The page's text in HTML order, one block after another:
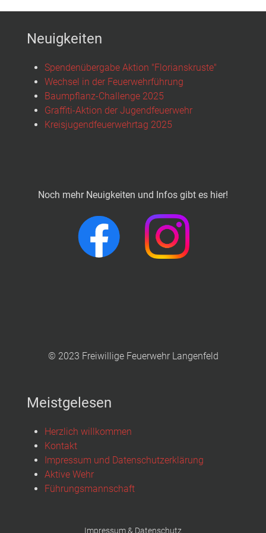
Neuigkeiten
Spendenübergabe Aktion "Florianskruste"
Wechsel in der Feuerwehrführung
Baumpflanz-Challenge 2025
Graffiti-Aktion der Jugendfeuerwehr
Kreisjugendfeuerwehrtag 2025
Noch mehr Neuigkeiten und Infos gibt es hier!
© 2023 Freiwillige Feuerwehr Langenfeld
Meistgelesen
Herzlich willkommen
Kontakt
Impressum und Datenschutzerklärung
Aktive Wehr
Führungsmannschaft
Impressum & Datenschutz